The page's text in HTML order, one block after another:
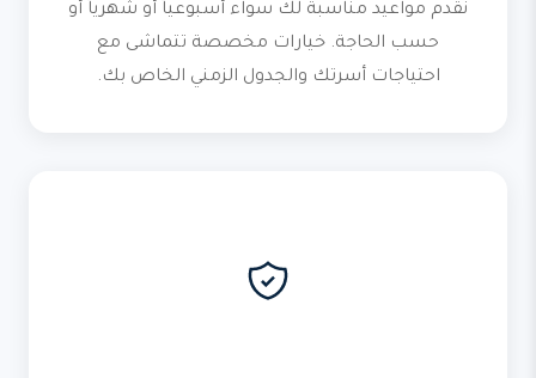
نقدم مواعيد مناسبة لك سواء أسبوعياً أو شهرياً أو
حسب الحاجة. خيارات مخصصة تتماشى مع
احتياجات أسرتك والجدول الزمني الخاص بك.